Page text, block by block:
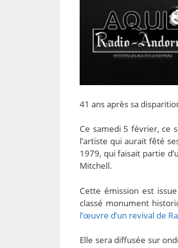
41 ans après sa
Ce samedi 5 février, ce
l’artiste qui aurait fêté
1979, qui faisait partie
Mitchell.
Cette émission est
classé monument
l’œuvre d’un revival de
Elle sera diffusée sur